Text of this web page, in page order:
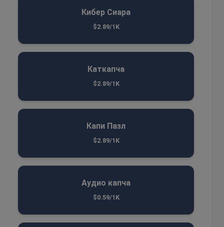
Кибер Сиара
$2.89/1K
Каткапча
$2.89/1K
Капи Пазл
$2.89/1K
Аудио капча
$0.59/1K